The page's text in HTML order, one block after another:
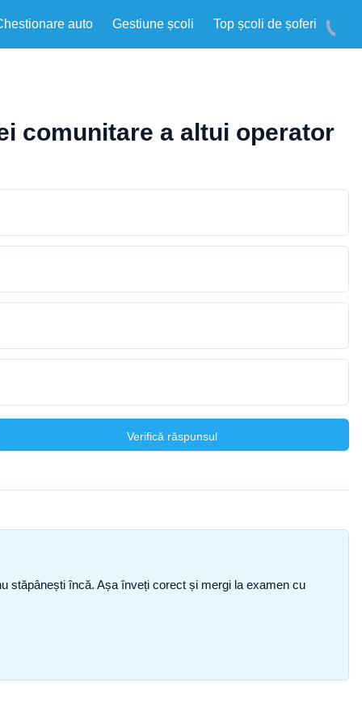
auto Gestiune școli Top școli de șoferi
comunitare a altui operator
Verifică răspunsul
stăpânești încă. Așa înveți corect și mergi la examen cu